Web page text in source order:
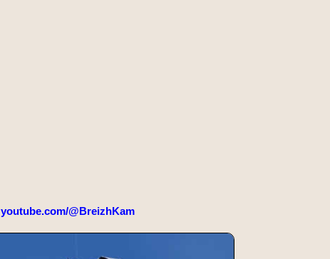
youtube.com/@BreizhKam